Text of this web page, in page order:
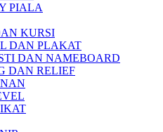
PIALA
KURSI
DAN PLAKAT
DAN NAMEBOARD
DAN RELIEF